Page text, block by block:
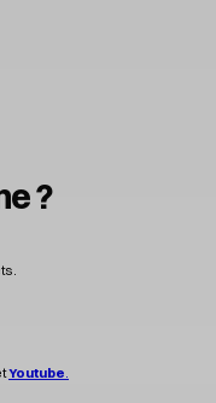
?
Youtube.